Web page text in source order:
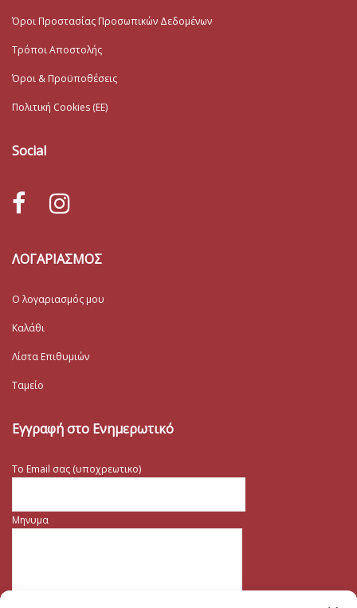
Όροι Προστασίας Προσωπικών Δεδομένων
Τρόποι Αποστολής
Όροι & Προϋποθέσεις
Πολιτική Cookies (ΕΕ)
Social
ΛΟΓΑΡΙΑΣΜΟΣ
Ο λογαριασμός μου
Καλάθι
Λίστα Επιθυμιών
Ταμείο
Εγγραφή στο Ενημερωτικό
Το Email σας (υποχρεωτικο)
Μηνυμα